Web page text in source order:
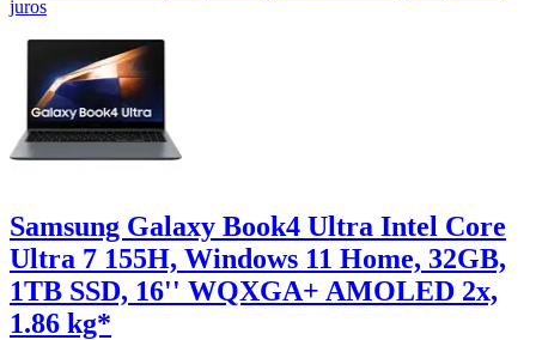
juros
Samsung Galaxy Book4 Ultra Intel Core
Ultra 7 155H, Windows 11 Home, 32GB,
1TB SSD, 16'' WQXGA+ AMOLED 2x,
1.86 kg*